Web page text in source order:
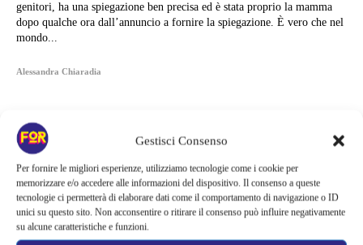
Gestisci Consenso
Per fornire le migliori esperienze, utilizziamo tecnologie come i cookie per
memorizzare e/o accedere alle informazioni del dispositivo. Il consenso a queste
tecnologie ci permetterà di elaborare dati come il comportamento di navigazione o ID
unici su questo sito. Non acconsentire o ritirare il consenso può influire negativamente
su alcune caratteristiche e funzioni.
genitori, ha una spiegazione ben precisa ed è stata proprio la mamma
dopo qualche ora dall’annuncio a fornire la spiegazione. È vero che nel
mondo...
Alessandra Chiaradia